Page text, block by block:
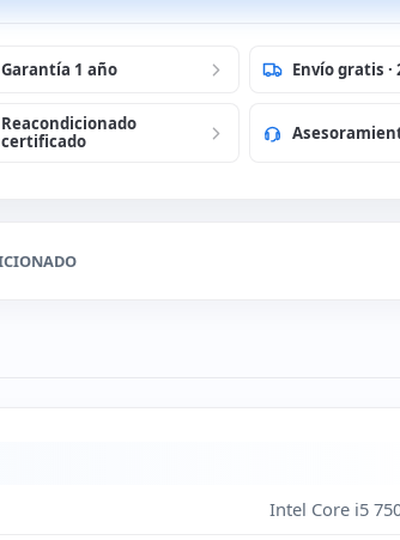
WIFI
ampliar
a Wireless nano USB [AMP00018]
Cambiar idioma a Francés [AMP00125] (0€)
Garantía 1 año Envío gratis ·
Reacondicionado
certificado
Intel Core i5